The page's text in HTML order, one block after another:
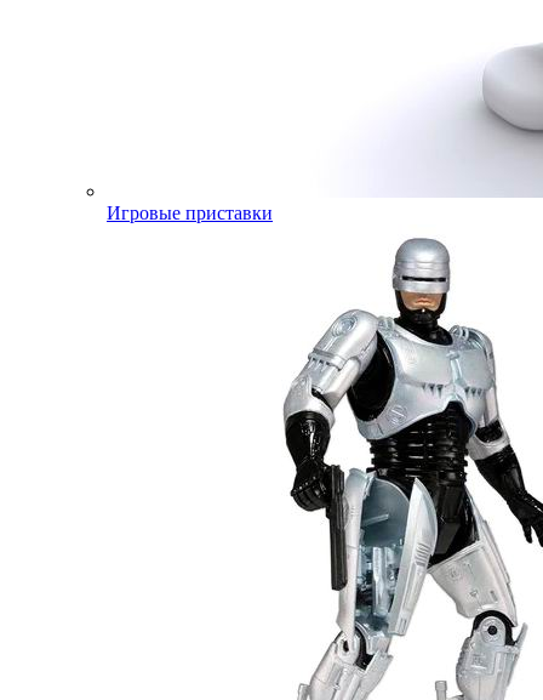
Игровые приставки